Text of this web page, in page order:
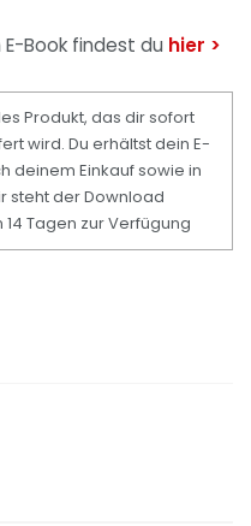
Book findest du hier >
Produkt, das dir sofort
wird. Du erhältst dein E-
deinem Einkauf sowie in
steht der Download
Tagen zur Verfügung